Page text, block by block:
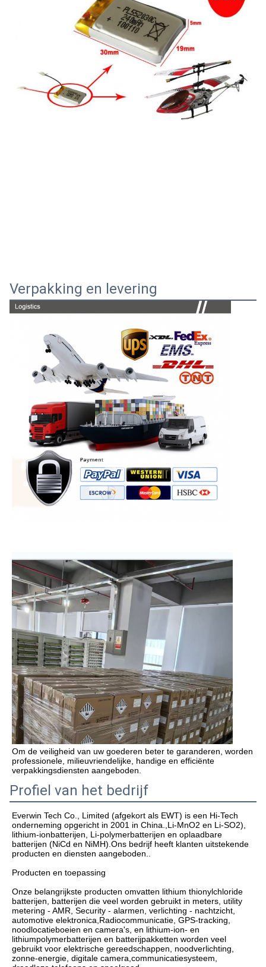
Verpakking en levering
Om de veiligheid van uw goederen beter te garanderen, worden
professionele, milieuvriendelijke, handige en efficiënte
verpakkingsdiensten aangeboden.
Profiel van het bedrijf
Everwin Tech Co., Limited (afgekort als EWT) is een Hi-Tech
onderneming opgericht in 2001 in China.,Li-MnO2 en Li-SO2),
lithium-ionbatterijen, Li-polymerbatterijen en oplaadbare
batterijen (NiCd en NiMH).Ons bedrijf heeft klanten uitstekende
producten en diensten aangeboden..
Producten en toepassing
Onze belangrijkste producten omvatten lithium thionylchloride
batterijen, batterijen die veel worden gebruikt in meters, utility
metering - AMR, Security - alarmen, verlichting - nachtzicht,
automotive elektronica,Radiocommunicatie, GPS-tracking,
noodlocatieboeien en camera's, en lithium-ion- en
lithiumpolymerbatterijen en batterijpakketten worden veel
gebruikt voor elektrische gereedschappen, noodverlichting,
zonne-energie, digitale camera,communicatiesysteem,